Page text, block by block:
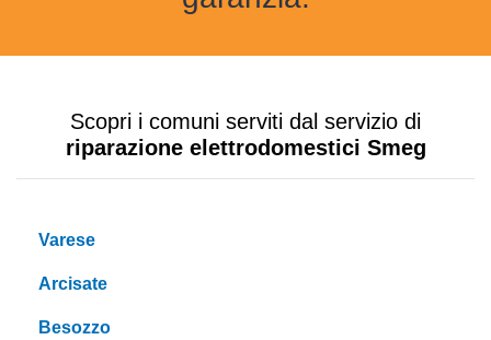
Scopri i comuni serviti dal servizio di
riparazione elettrodomestici Smeg
Varese
Arcisate
Besozzo